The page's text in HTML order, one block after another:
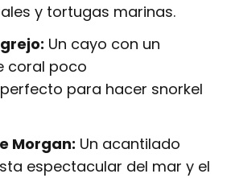
y tortugas marinas.
Un cayo con un
coral poco
para hacer snorkel
Morgan: Un acantilado
espectacular del mar y el